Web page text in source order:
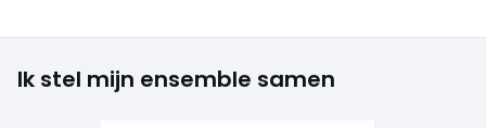
Ik stel mijn ensemble samen